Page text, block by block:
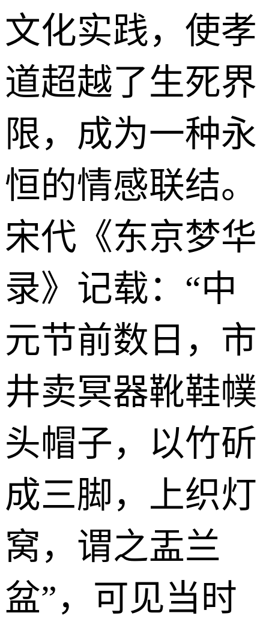
文化实践，使孝
道超越了生死界
限，成为一种永
恒的情感联结。
宋代《东京梦华
录》记载：“中
元节前数日，市
井卖冥器靴鞋幞
头帽子，以竹斫
成三脚，上织灯
窝，谓之盂兰
盆”，可见当时